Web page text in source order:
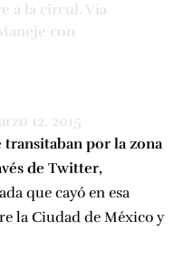
a la circul. Vía
con
12, 2015
transitaban por la zona
de Twitter,
que cayó en esa
la Ciudad de México y